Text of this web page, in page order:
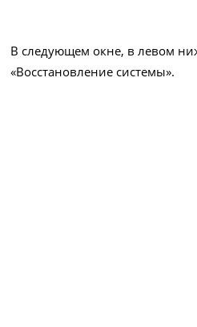
В следующем окне, в левом
«Восстановление системы».